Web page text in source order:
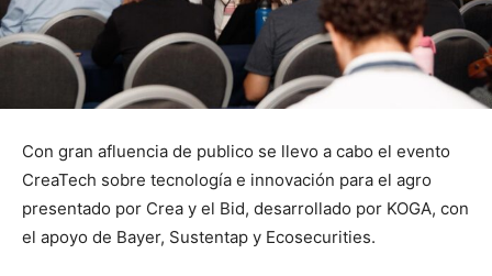
Con gran afluencia de publico se llevo a cabo el evento
CreaTech sobre tecnología e innovación para el agro
presentado por Crea y el Bid, desarrollado por KOGA, con
el apoyo de Bayer, Sustentap y Ecosecurities.